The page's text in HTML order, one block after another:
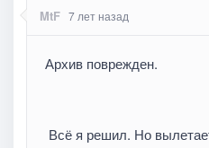
MtF 7 лет назад
Архив поврежден.
Всё я решил. Но